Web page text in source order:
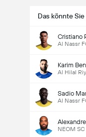
Das könnte
Cristiano
Al Nassr
Karim
Al Hilal
Sadio
Al Nassr
NEOM SC